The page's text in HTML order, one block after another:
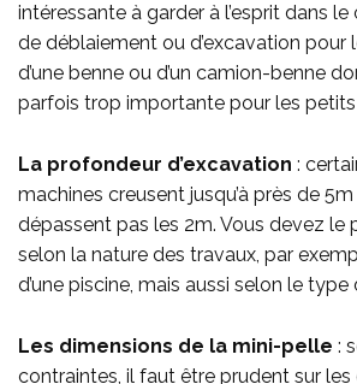
intéressante à garder à l’esprit dans
de déblaiement ou d’excavation pour
d’une benne ou d’un camion-benne
parfois trop importante pour les
La profondeur d’excavation :
machines creusent jusqu’à près de
dépassent pas les 2m. Vous devez le
selon la nature des travaux, par
d’une piscine, mais aussi selon le type
Les dimensions de la mini-pelle :
contraintes, il faut être prudent sur les